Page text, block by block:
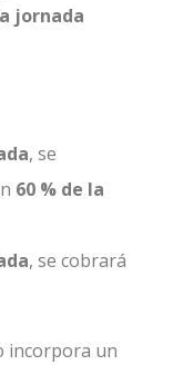
jornada
, se
60 % de la
, se cobrará
incorpora un